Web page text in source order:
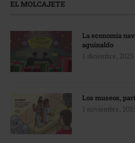
EL MOLCAJETE
La economía
aguinaldo
1 diciembre, 2025
Los museos,
1 noviembre,